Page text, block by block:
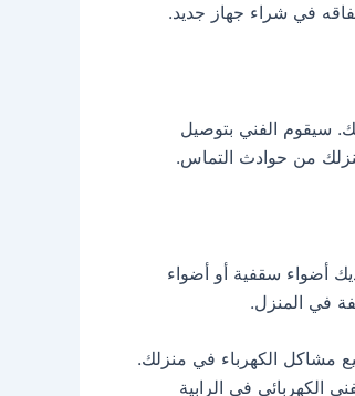
في شراء جهاز جديد.
سيقوم الفني بتوصيل
من حوادث التماس.
أضواء سقفية أو أضواء
في المنزل.
مشاكل الكهرباء في منزلك.
الكهربائي في الرابية